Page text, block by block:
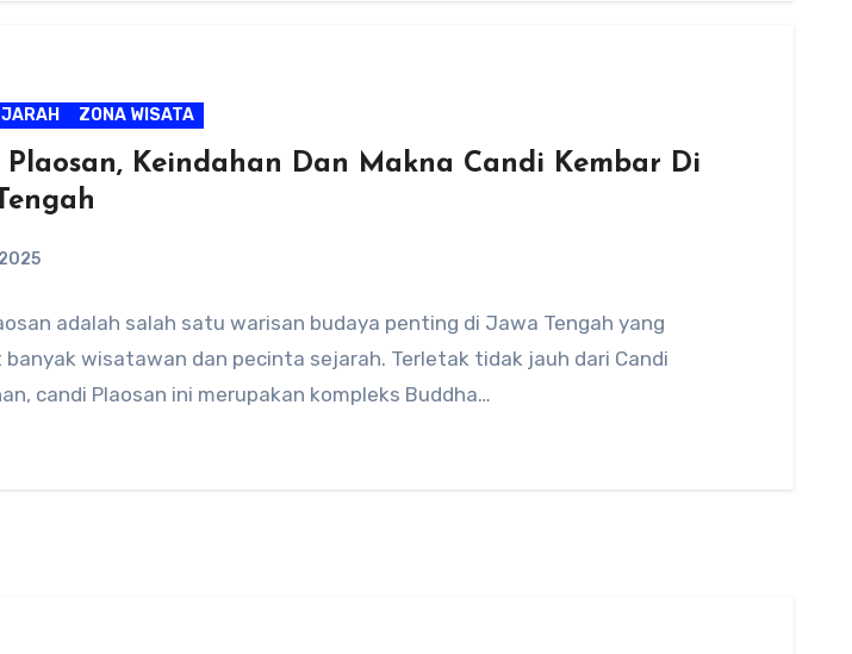
ZONA WISATA
Plaosan, Keindahan Dan Makna Candi Kembar Di
adalah salah satu warisan budaya penting di Jawa Tengah yang
banyak wisatawan dan pecinta sejarah. Terletak tidak jauh dari Candi
candi Plaosan ini merupakan kompleks Buddha…